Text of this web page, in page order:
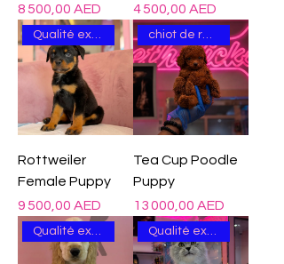
Prix
8 500,00 AED
Prix
4 500,00 AED
Rottweiler
Female Puppy
Prix
9 500,00 AED
Tea Cup Poodle
Puppy
Prix
13 000,00 AED